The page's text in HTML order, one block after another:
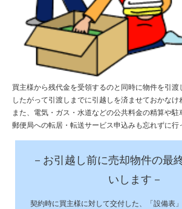
買主様から残代金を受領するのと同時に物件を引渡
したがって引渡しまでに引越しを済ませておかなけ
また、電気・ガス・水道などの公共料金の精算や駐
郵便局への転居・転送サービス申込みも忘れずに行
－お引越し前に売却物件の最
いします－
契約時に買主様に対して交付した、「設備表